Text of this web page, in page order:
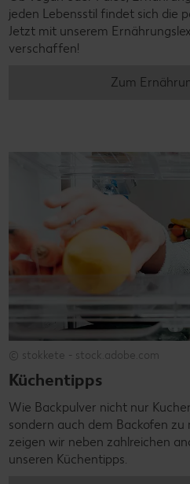
jeden Lebensstil findet sich die
Jetzt mit unserem
verschaffen!
Zum
© stokkete - stock.adobe.com
Küchentipps
Wie Backpulver nicht nur
sondern auch dem Backofen
zeigen wir neben zahlreichen
unseren Küchentipps.